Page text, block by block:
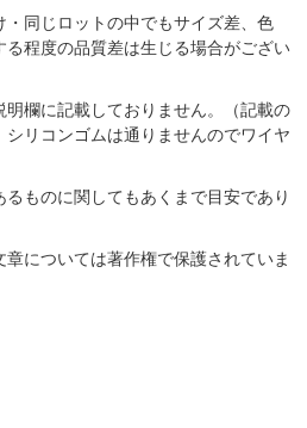
同じロットの中でもサイズ差、色
程度の品質差は生じる場合がござい
欄に記載しておりません。（記載の
リコンゴムは通りませんのでワイヤ
ものに関してもあくまで目安であり
については著作権で保護されていま